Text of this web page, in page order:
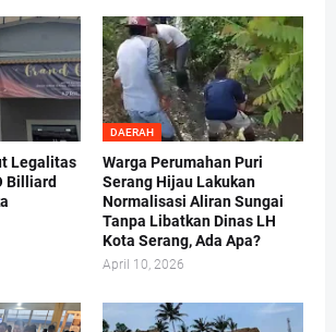
Legalitas
Billiard
DAERAH
Warga Perumahan Puri
Serang Hijau Lakukan
Normalisasi Aliran Sungai
Tanpa Libatkan Dinas LH
Kota Serang, Ada Apa?
April 10, 2026